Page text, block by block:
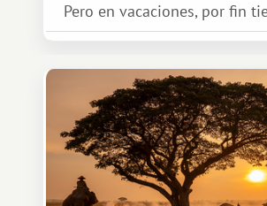
Pero en vacaciones, por fin
espacio para dos y ganas de
especial por tu pareja. No
qué ser algo grandioso, pero
cálido y memorable.